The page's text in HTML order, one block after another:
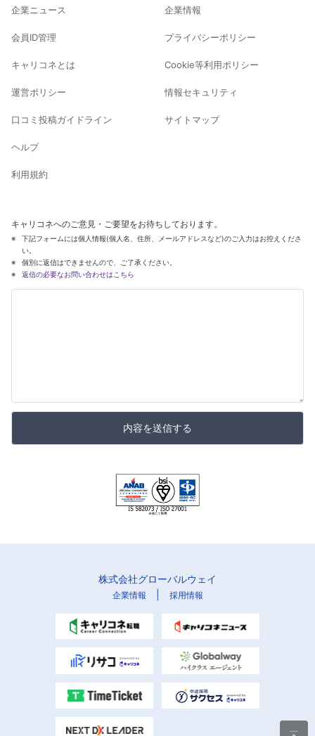
企業ニュース
会員ID管理
キャリコネとは
運営ポリシー
口コミ投稿ガイドライン
ヘルプ
利用規約
企業情報
プライバシーポリシー
Cookie等利用ポリシー
情報セキュリティ
サイトマップ
キャリコネへのご意見・ご要望をお待ちしております。
下記フォームには個人情報(個人名、住所、メールアドレスなど)のご入力はお控えくださ
い。
個別に返信はできませんので、ご了承ください。
返信の必要なお問い合わせはこちら
内容を送信する
株式会社グローバルウェイ
企業情報 採用情報